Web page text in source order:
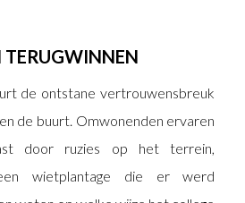
de ontstane vertrouwensbreuk
de buurt. Omwonenden ervaren
door ruzies op het terrein,
wietplantage die er werd